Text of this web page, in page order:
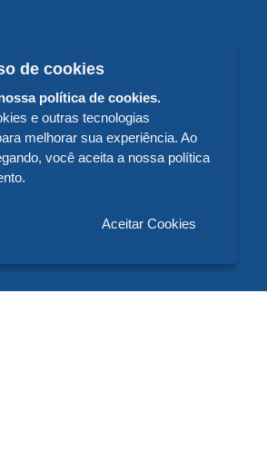
de cookies
política de cookies.
e outras tecnologias
melhorar sua experiência. Ao
você aceita a nossa política
Aceitar Cookies